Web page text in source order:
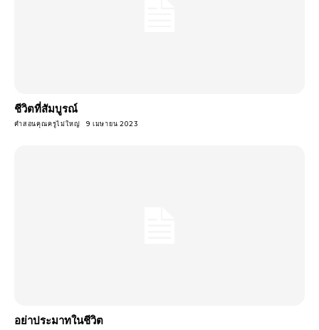
ชีวิตที่สัมบูรณ์
คำสอนคุณครูไม่ใหญ่ 9 เมษายน 2023
อย่าประมาทในชีวิต